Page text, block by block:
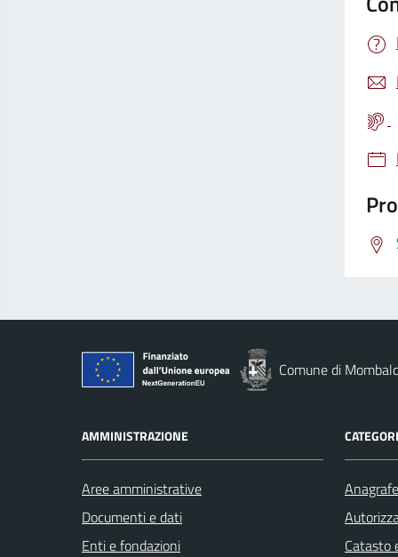
Comune di
AMMINISTRAZIONE
Aree amministrative
Documenti e dati
Enti e fondazioni
Catasto